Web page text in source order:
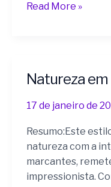
Read More »
Natureza
17 de janeiro de
Resumo:Este
natureza com a
marcantes,
impressionista.
Natureza
Camadas